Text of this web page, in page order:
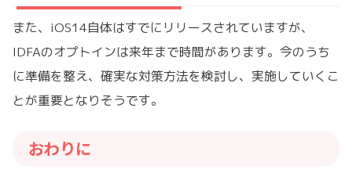
また、iOS14自体はすでにリリースされていますが、
IDFAのオプトインは来年まで時間があります。今のうち
に準備を整え、確実な対策方法を検討し、実施していくこ
とが重要となりそうです。
おわりに